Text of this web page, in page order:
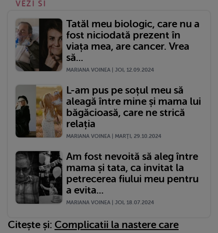
VEZI SI
Tatăl meu biologic, care nu a
fost niciodată prezent în
viața mea, are cancer. Vrea
să...
MARIANA VOINEA | JOI, 12.09.2024
L-am pus pe soțul meu să
aleagă între mine și mama lui
băgăcioasă, care ne strică
relația
MARIANA VOINEA | MARŢI, 29.10.2024
Am fost nevoită să aleg între
mama și tata, ca invitat la
petrecerea fiului meu pentru
a evita...
MARIANA VOINEA | JOI, 18.07.2024
Citește și: Complicatii la nastere care